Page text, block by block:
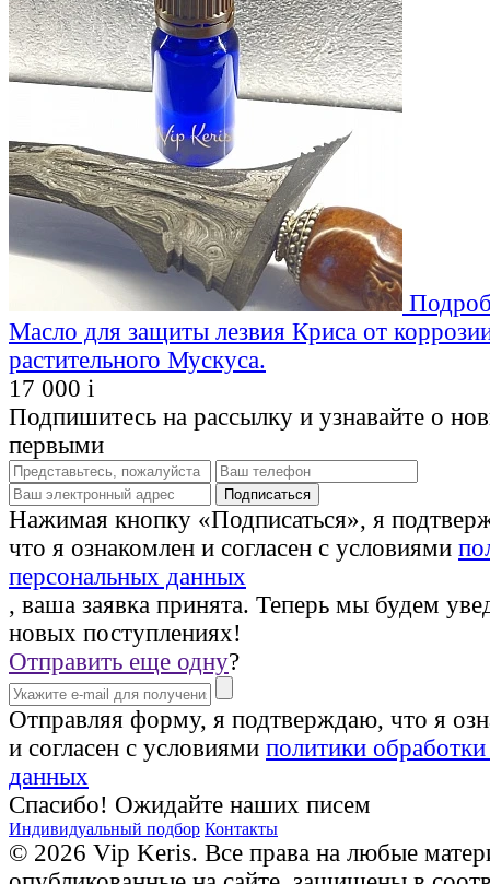
Масло для защиты лезвия Криса от
растительного Мускуса.
17 000 i
Подпишитесь на рассылку и узнавайте о
первыми
Нажимая кнопку «Подписаться», я
что я ознакомлен и согласен с условиями
персональных данных
, ваша заявка принята. Теперь мы будем
новых поступлениях!
Отправить еще одну?
Отправляя форму, я подтверждаю, что я
и согласен с условиями политики
данных
Спасибо! Ожидайте наших писем
Индивидуальный подбор Контакты
© 2026 Vip Keris. Все права на любые